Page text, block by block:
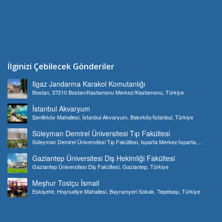
İlginizi Çebilecek Gönderiler
Ilgaz Jandarma Karakol Komutanlığı
Bostan, 37210 Bostan/Kastamonu Merkez/Kastamonu, Türkiye
İstanbul Akvaryum
Şenlikköy Mahallesi, İstanbul Akvaryum, Bakırköy/İstanbul, Türkiye
Süleyman Demirel Üniversitesi Tıp Fakültesi
Süleyman Demirel Üniversitesi Tıp Fakültesi, Isparta Merkez/Isparta,
Gaziantep Üniversitesi Diş Hekimliği Fakültesi
Gaziantep Üniversitesi Diş Fakültesi, Gaziantep, Türkiye
Meşhur Tostçu İsmail
Eskişehir, Hoşnudiye Mahallesi, Bayramyeri Sokak, Tepebaşı, Türkiye